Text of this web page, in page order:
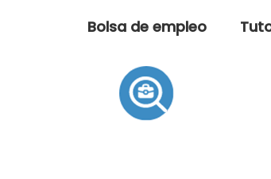
Bolsa de empleo